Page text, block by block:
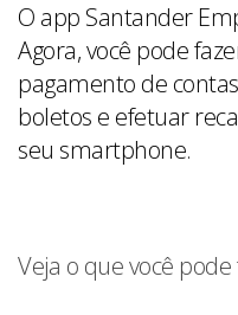
O app Santander
Agora, você pode
pagamento de
boletos e efetuar
seu smartphone.
Veja o que você pode